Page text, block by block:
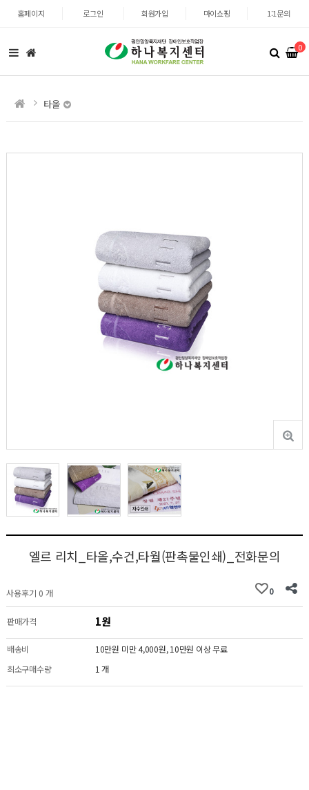
홈페이지 로그인 회원가입 마이쇼핑 1:1문의
0
타올
엘르 리치_타올,수건,타월(판촉물인쇄)_전화문의
사용후기 0 개 0
판매가격 1원
배송비
10만원 미만 4,000원, 10만원 이상 무료
최소구매수량
1 개